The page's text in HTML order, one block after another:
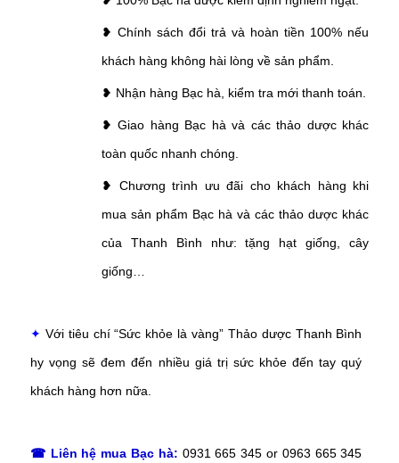
❥ Chính sách đổi trả và hoàn tiền 100% nếu
khách hàng không hài lòng về sản phẩm.
❥ Nhận hàng Bạc hà, kiểm tra mới thanh toán.
❥ Giao hàng Bạc hà và các thảo dược khác
toàn quốc nhanh chóng.
❥ Chương trình ưu đãi cho khách hàng khi
mua sản phẩm Bạc hà và các thảo dược khác
của Thanh Bình như: tặng hạt giống, cây
giống…
✦ Với tiêu chí “Sức khỏe là vàng” Thảo dược Thanh Bình
hy vọng sẽ đem đến nhiều giá trị sức khỏe đến tay quý
khách hàng hơn nữa.
☎ Liên hệ mua Bạc hà: 0931 665 345 or 0963 665 345